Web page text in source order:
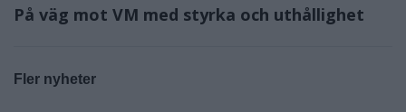
På väg mot VM med styrka och uthållighet
Fler nyheter